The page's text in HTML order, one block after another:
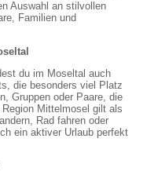
Auswahl an stilvollen
Familien und
du im Moseltal auch
die besonders viel Platz
Gruppen oder Paare, die
Mittelmosel gilt als
Rad fahren oder
ein aktiver Urlaub perfekt